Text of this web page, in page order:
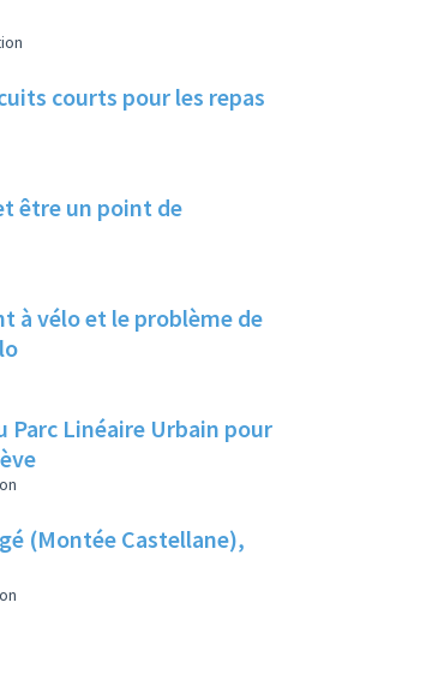
courts pour les repas
être un point de
à vélo et le problème de
Linéaire Urbain pour
(Montée Castellane),